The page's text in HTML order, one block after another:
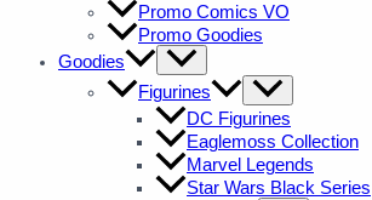
Promo Comics VO
Promo Goodies
Goodies
Figurines
DC Figurines
Eaglemoss Collection
Marvel Legends
Star Wars Black Series